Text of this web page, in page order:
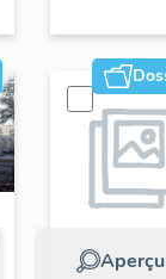
Aperçu